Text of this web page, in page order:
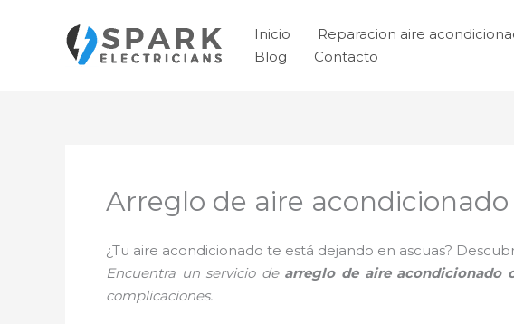
contenido
Inicio Reparacion aire
Blog
Contacto
Arreglo de aire
¿Tu aire acondicionado te está dejando en ascuas?
Encuentra un servicio de arreglo de aire acondicionado
complicaciones.